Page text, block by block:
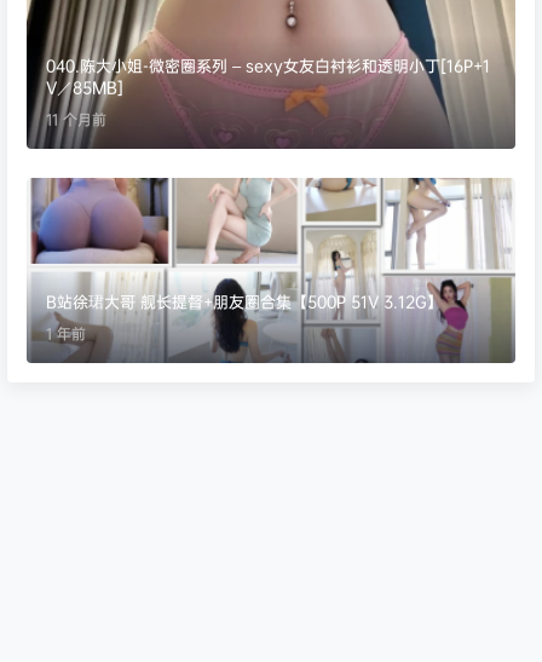
040.陈大小姐-微密圈系列 – sexy女友白衬衫和透明小丁[16P+1
V／85MB]
11 个月前
B站徐珺大哥 舰长提督+朋友圈合集【500P 51V 3.12G】
1 年前